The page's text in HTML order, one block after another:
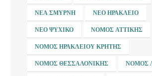
ΝΈΑ ΣΜΎΡΝΗ ΝΈΟ ΗΡΆΚΛΕΙΟ
ΝΈΟ ΨΥΧΙΚΌ ΝΟΜΌΣ ΑΤΤΙΚΉΣ
ΝΟΜΌΣ ΗΡΑΚΛΕΊΟΥ ΚΡΉΤΗΣ
ΝΟΜΌΣ ΘΕΣΣΑΛΟΝΊΚΗΣ ΝΟΜΌΣ